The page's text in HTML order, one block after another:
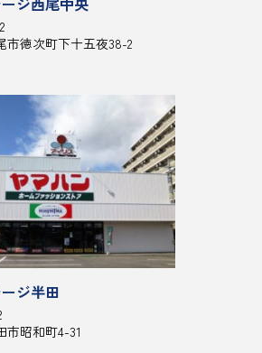
市徳次町下十五夜38-2
ジ半田
市昭和町4-31